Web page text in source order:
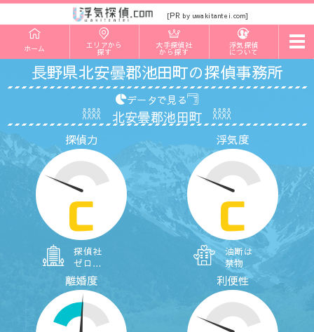
[PR by uwakitantei.com]
ホーム エリアから
探す
大手探偵社
から探す
浮気探偵
について
t
o
g
v
i
o
長野県北安曇郡池田町の探偵事務所
探偵力
C
探偵社
ゼロ…
浮気度
C
油断は
禁物
データで見る
北安曇郡池田町
離婚度 利便性